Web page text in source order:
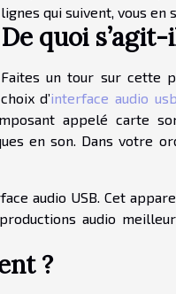
lignes qui suivent, vous en
De quoi s’agit-
Faites un tour sur cette
choix d’interface audio usb
appelé carte
en son. Dans votre
audio USB. Cet
audio
?